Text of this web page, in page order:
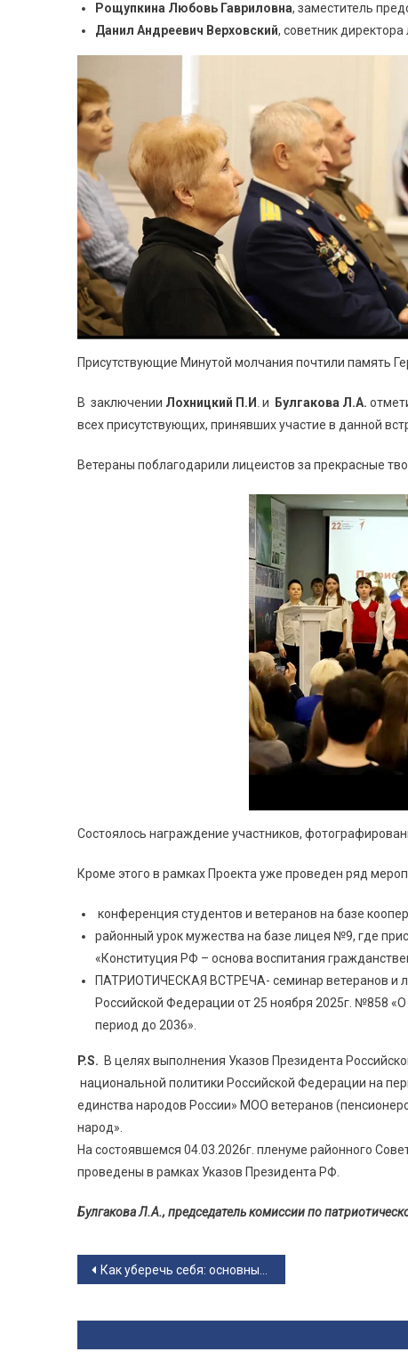
Рощупкина Любовь Гавриловна, заместитель
Данил Андреевич Верховский, советник директора
Присутствующие Минутой молчания почтили память
В заключении Лохницкий П.И . и Булгакова Л.А.
всех присутствующих, принявших участие в данной
Ветераны поблагодарили лицеистов за прекрасные
Состоялось награждение участников,
Кроме этого в рамках Проекта уже проведен ряд
конференция студентов и ветеранов на базе
районный урок мужества на базе лицея №9, где
«Конституция РФ – основа воспитания
ПАТРИОТИЧЕСКАЯ ВСТРЕЧА- семинар ветеранов и
Российской Федерации от 25 ноября 2025г. №858
период до 2036».
P.S. В целях выполнения Указов Президента
национальной политики Российской Федерации на
единства народов России» МОО ветеранов
народ».
На состоявшемся 04.03.2026г. пленуме районного
проведены в рамках Указов Президента РФ.
Булгакова Л.А., председатель комиссии по
Навигация по записям
Как уберечь себя: основные рекомендации